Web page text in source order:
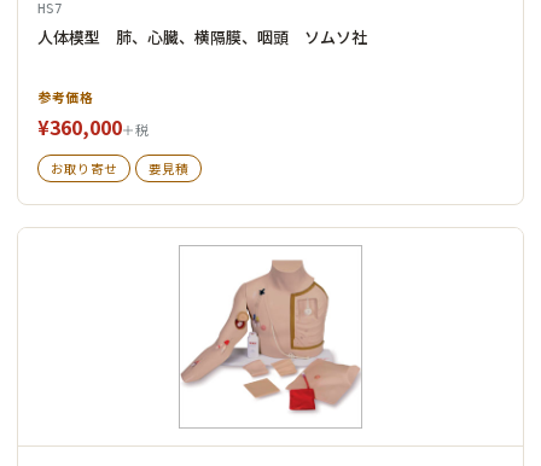
HS7
人体模型 肺、心臓、横隔膜、咽頭 ソムソ社
参考価格
¥360,000＋税
お取り寄せ 要見積